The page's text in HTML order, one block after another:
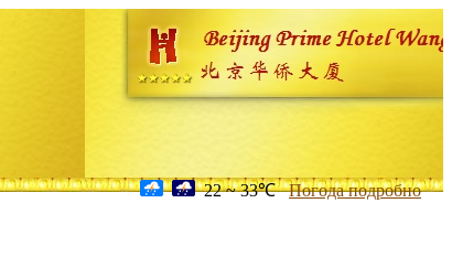
22 ~ 33℃ Погода подробно